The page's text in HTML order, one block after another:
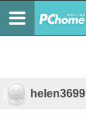
helen3699